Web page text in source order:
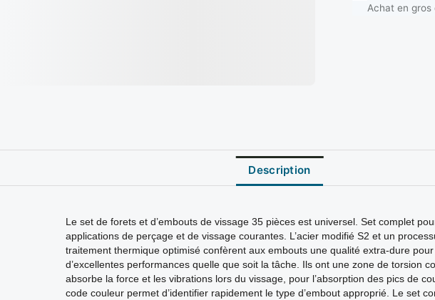
Achat en gros
Description
Le set de forets et d’embouts de vissage 35 pièces est universel. Set complet
applications de perçage et de vissage courantes. L’acier modifié S2 et un
traitement thermique optimisé confèrent aux embouts une qualité extra-dure pour
d’excellentes performances quelle que soit la tâche. Ils ont une zone de torsion
absorbe la force et les vibrations lors du vissage, pour l’absorption des pics de
code couleur permet d’identifier rapidement le type d’embout approprié. Le set